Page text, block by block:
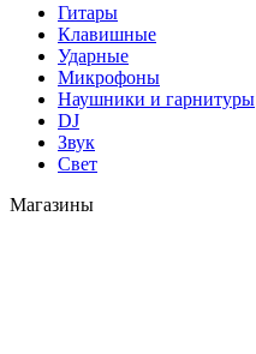
Гитары
Клавишные
Ударные
Микрофоны
Наушники и гарнитуры
DJ
Звук
Свет
Магазины